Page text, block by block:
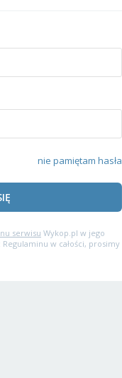
nie pamiętam hasła
serwisu Wykop.pl w jego
w całości, prosimy